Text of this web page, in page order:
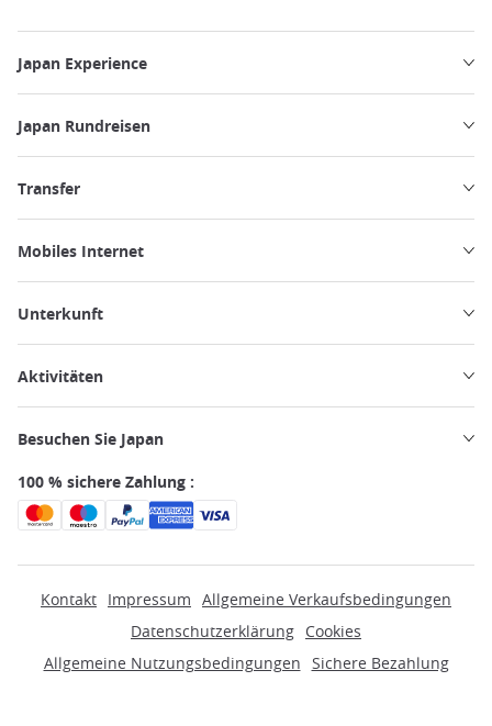
Japan Experience
Japan Rundreisen
Transfer
Mobiles Internet
Unterkunft
Aktivitäten
Besuchen Sie Japan
100 % sichere Zahlung :
Kontakt Impressum Allgemeine Verkaufsbedingungen
Datenschutzerklärung Cookies
Allgemeine Nutzungsbedingungen Sichere Bezahlung